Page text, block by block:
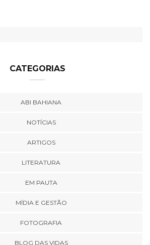
CATEGORIAS
ABI BAHIANA
NOTÍCIAS
ARTIGOS
LITERATURA
EM PAUTA
MÍDIA E GESTÃO
FOTOGRAFIA
BLOG DAS VIDAS